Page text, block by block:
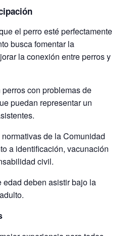
el perro esté perfectamente
busca fomentar la
la conexión entre perros y
con problemas de
puedan representar un
de la Comunidad
a identificación, vacunación
civil.
edad deben asistir bajo la